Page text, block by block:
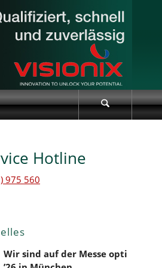
Hotline
975 560
Wir sind auf der Messe opti